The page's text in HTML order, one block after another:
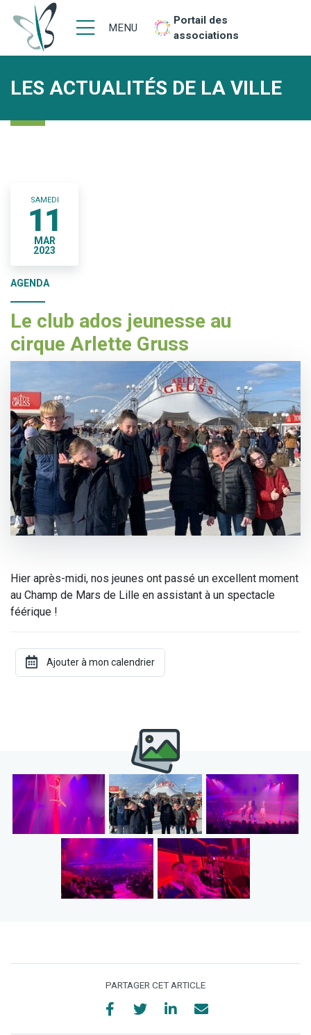
MENU
Portail des
associations
LES ACTUALITÉS DE LA VILLE
SAMEDI
11
MAR
2023
AGENDA
Le club ados jeunesse au
cirque Arlette Gruss
Hier après-midi, nos jeunes ont passé un excellent moment
au Champ de Mars de Lille en assistant à un spectacle
féérique !
PARTAGER CET ARTICLE